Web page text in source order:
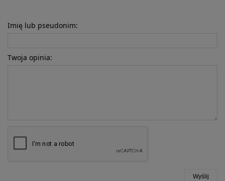
Imię lub pseudonim:
Twoja opinia:
Wyślij